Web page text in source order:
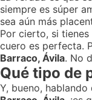
siempre es súper
sea aún más
Por cierto, si
cuero es perfecta.
Barraco, Ávila. No
Qué tipo de
Y, bueno,